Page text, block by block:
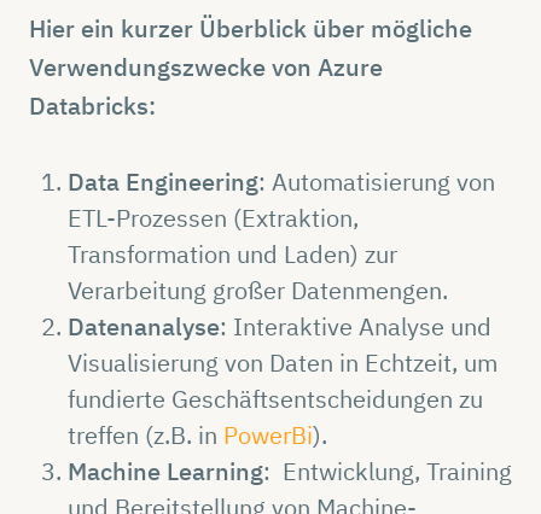
Hier ein kurzer Überblick über mögliche
Verwendungszwecke von Azure
Databricks:
Data Engineering: Automatisierung von
ETL-Prozessen (Extraktion,
Transformation und Laden) zur
Verarbeitung großer Datenmengen.
Datenanalyse: Interaktive Analyse und
Visualisierung von Daten in Echtzeit, um
fundierte Geschäftsentscheidungen zu
treffen (z.B. in PowerBi).
Machine Learning: Entwicklung, Training
und Bereitstellung von Machine-